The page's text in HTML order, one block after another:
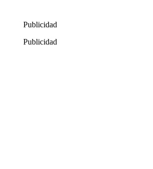
Publicidad
Publicidad